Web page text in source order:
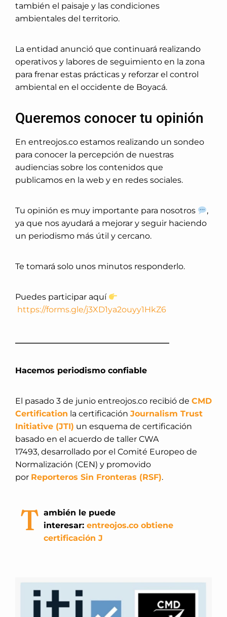
también el paisaje y las condiciones
ambientales del territorio.
La entidad anunció que continuará realizando
operativos y labores de seguimiento en la zona
para frenar estas prácticas y reforzar el control
ambiental en el occidente de Boyacá.
Queremos conocer tu opinión
En entreojos.co estamos realizando un sondeo
para conocer la percepción de nuestras
audiencias sobre los contenidos que
publicamos en la web y en redes sociales.
Tu opinión es muy importante para nosotros
,
ya que nos ayudará a mejorar y seguir haciendo
un periodismo más útil y cercano.
Te tomará solo unos minutos responderlo.
Puedes participar aquí
https://forms.gle/j3XD1ya2ouyy1HkZ6
Hacemos periodismo confiable
El pasado 3 de junio entreojos.co recibió de CMD
Certification la certificación Journalism Trust
Initiative (JTI) un esquema de certificación
basado en el acuerdo de taller CWA
17493, desarrollado por el Comité Europeo de
Normalización (CEN) y promovido
por Reporteros Sin Fronteras (RSF).
T ambién le puede
interesar: entreojos.co obtiene
certificación J